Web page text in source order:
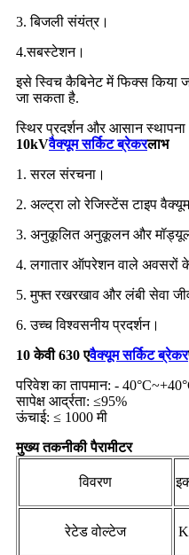
3. बिजली संयंत्र।
4.सबस्टेशन।
इसे स्विच कैबिनेट में फिक्स किया
जा सकता है.
स्थिर प्रदर्शन और आसान
10kVवैक्यूम सर्किट ब्रेकरलाभ
1. सरल संरचना।
2. अल्ट्रा लो रेजिस्टेंस टाइप
3. अनुकूलित अनुकूलन और
4. लगातार ऑपरेशन वाले अवसरों
5. मुफ्त रखरखाव और लंबी सेवा
6. उच्च विश्वसनीय प्रदर्शन।
10 केवी 630 एवैक्यूम सर्किट ब्रेकर
परिवेश का तापमान: -
सापेक्ष आर्द्रता: ≤95%
ऊंचाई: ≤ 1000 मी
मुख्य तकनीकी पैरामीटर
विवरण
रेटेड वोल्टेज